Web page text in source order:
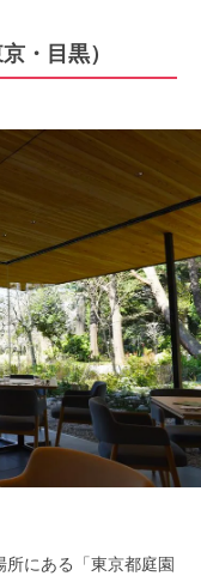
・目黒）
にある「東京都庭園